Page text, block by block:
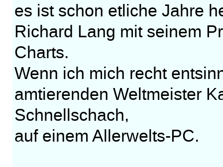
es ist schon etliche Jahre
Richard Lang mit seinem
Charts.
Wenn ich mich recht
amtierenden Weltmeister
Schnellschach,
auf einem Allerwelts-PC.